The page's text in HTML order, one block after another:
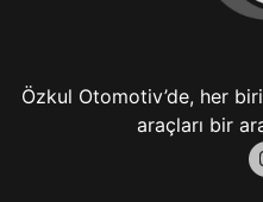
Özkul Otomotiv’de, her
araçları bir